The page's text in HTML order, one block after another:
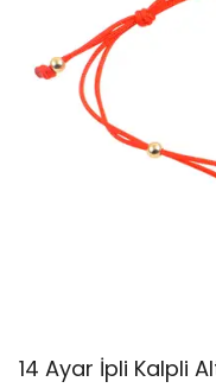
14 Ayar İpli Kalpli